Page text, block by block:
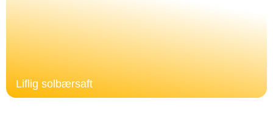
Liflig solbærsaft